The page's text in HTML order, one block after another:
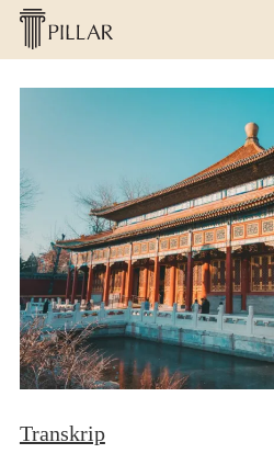
Transkrip